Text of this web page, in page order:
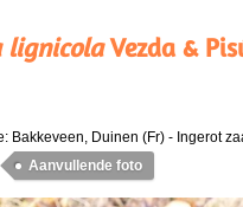
lignicolaVezda &
Bakkeveen, Duinen (Fr) - Ingerot
Aanvullende foto